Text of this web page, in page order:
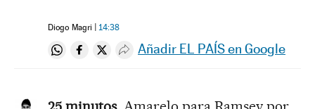
Diogo Magri 14:38
Compartir en Whatsapp
Compartir en Facebook
Compartir en Twitter
Desplegar Redes Sociales
Añadir EL PAÍS en Google